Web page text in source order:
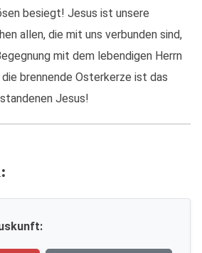
besiegt! Jesus ist unsere
allen, die mit uns verbunden sind,
mit dem lebendigen Herrn
brennende Osterkerze ist das
Jesus!